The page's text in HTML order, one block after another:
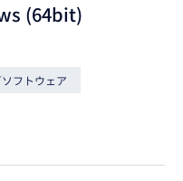
中途採用
(64bit)
フトウェア